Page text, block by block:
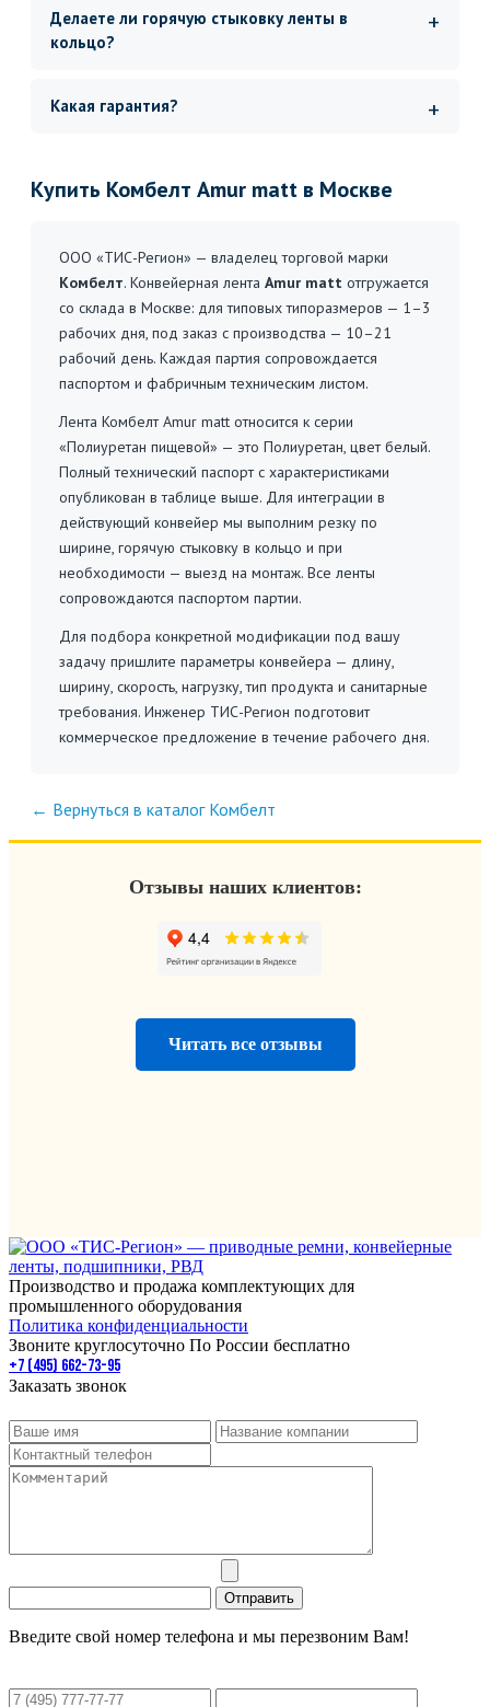
Делаете ли горячую стыковку ленты в
кольцо?
Какая гарантия?
Купить Комбелт Amur matt в Москве
ООО «ТИС-Регион» — владелец торговой марки
Комбелт. Конвейерная лента Amur matt отгружается
со склада в Москве: для типовых типоразмеров — 1–3
рабочих дня, под заказ с производства — 10–21
рабочий день. Каждая партия сопровождается
паспортом и фабричным техническим листом.
Лента Комбелт Amur matt относится к серии
«Полиуретан пищевой» — это Полиуретан, цвет белый.
Полный технический паспорт с характеристиками
опубликован в таблице выше. Для интеграции в
действующий конвейер мы выполним резку по
ширине, горячую стыковку в кольцо и при
необходимости — выезд на монтаж. Все ленты
сопровождаются паспортом партии.
Для подбора конкретной модификации под вашу
задачу пришлите параметры конвейера — длину,
ширину, скорость, нагрузку, тип продукта и санитарные
требования. Инженер ТИС-Регион подготовит
коммерческое предложение в течение рабочего дня.
← Вернуться в каталог Комбелт
Отзывы наших клиентов:
Читать все отзывы
Производство и продажа комплектующих для
промышленного оборудования
Политика конфиденциальности
Звоните круглосуточно По России бесплатно
+7 (495) 662-73-95
Заказать звонок
Введите свой номер телефона и мы перезвоним Вам!